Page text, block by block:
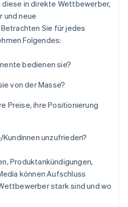
in direkte Wettbewerber,
und neue
Sie für jedes
Folgendes:
bedienen sie?
von der Masse?
Preise, ihre Positionierung
Kundinnen unzufrieden?
Produktankündigungen,
können Aufschluss
stark sind und wo